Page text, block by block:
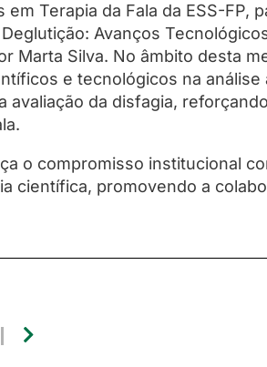
Terapia da Fala da ESS-FP,
Avanços
Marta Silva. No âmbito desta
e tecnológicos na análise
da disfagia,
o compromisso institucional
científica, promovendo a